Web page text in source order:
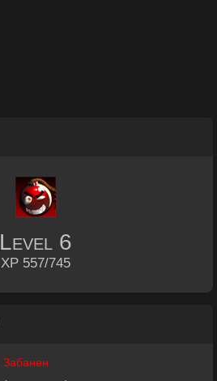
Level 6
XP 557/745
Забанен